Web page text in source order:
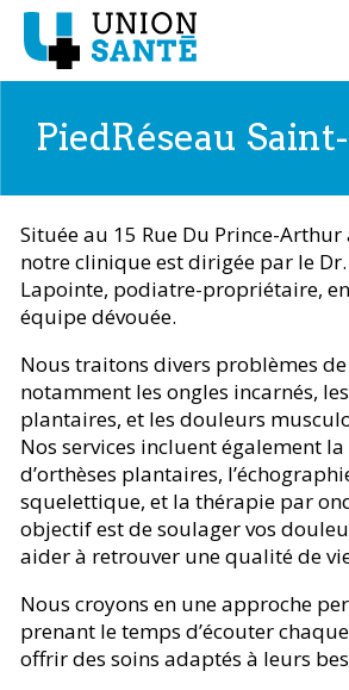
PiedRéseau
Située au 15 Rue Du Prince-
notre clinique est dirigée par le
Lapointe, podiatre-propriétaire,
équipe dévouée.
Nous traitons divers problèmes
notamment les ongles incarnés,
plantaires, et les douleurs
Nos services incluent également
d’orthèses plantaires,
squelettique, et la thérapie par
objectif est de soulager vos
aider à retrouver une qualité de
Nous croyons en une approche
prenant le temps d’écouter
offrir des soins adaptés à leurs